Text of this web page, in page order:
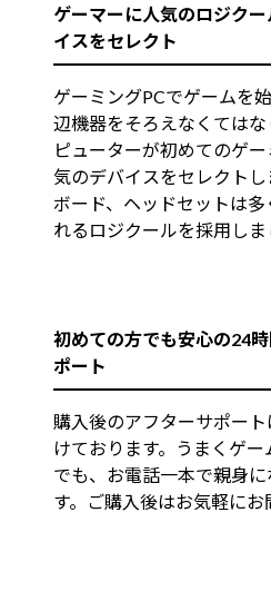
ゲーマーに人気のロジク
イスをセレクト
ゲーミングPCでゲームを
辺機器をそろえなくては
ピューターが初めてのゲ
気のデバイスをセレクト
ボード、ヘッドセットは
れるロジクールを採用しま
初めての方でも安心の24
ポート
購入後のアフターサポー
けております。うまくゲ
でも、お電話一本で親身
す。ご購入後はお気軽にお